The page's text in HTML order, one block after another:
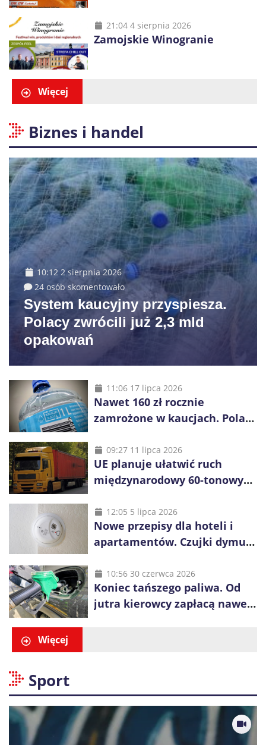
21:04 4 sierpnia 2026
Zamojskie Winogranie
Więcej
Biznes i handel
10:12 2 sierpnia 2026
24 osób skomentowało
System kaucyjny przyspiesza.
Polacy zwrócili już 2,3 mld
opakowań
11:06 17 lipca 2026
Nawet 160 zł rocznie
zamrożone w kaucjach. Polacy
vouchery
09:27 11 lipca 2026
UE planuje ułatwić ruch
międzynarodowy 60-tonowych
konkurencji
12:05 5 lipca 2026
Nowe przepisy dla hoteli i
apartamentów. Czujki dymu
10:56 30 czerwca 2026
Koniec tańszego paliwa. Od
jutra kierowcy zapłacą nawet
Więcej
Sport